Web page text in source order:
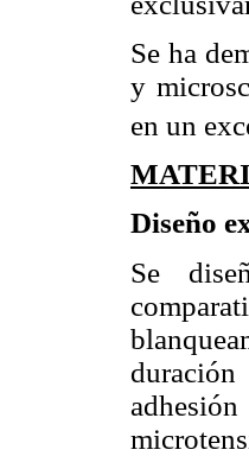
Se ha
y
en un
Diseño
Se